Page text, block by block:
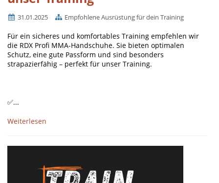
31.01.2025 Empfohlene Ausrüstung für dein Training
Für ein sicheres und komfortables Training empfehlen wir
die RDX Profi MMA-Handschuhe. Sie bieten optimalen
Schutz, eine gute Passform und sind besonders
strapazierfähig – perfekt für unser Training.
✅...
Weiterlesen